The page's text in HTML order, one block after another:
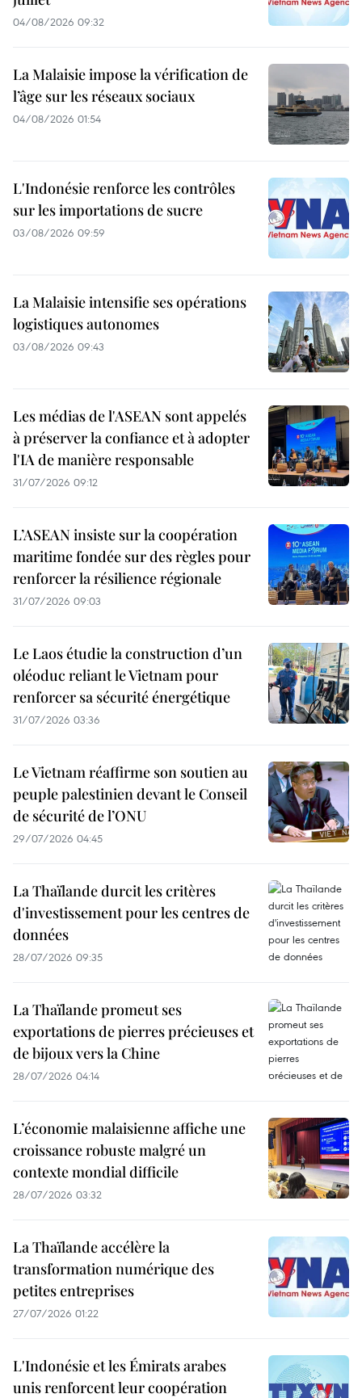
04/08/2026 09:32
La Malaisie impose la vérification de
l’âge sur les réseaux sociaux
04/08/2026 01:54
L'Indonésie renforce les contrôles
sur les importations de sucre
03/08/2026 09:59
La Malaisie intensifie ses opérations
logistiques autonomes
03/08/2026 09:43
Les médias de l'ASEAN sont appelés
à préserver la confiance et à adopter
l'IA de manière responsable
31/07/2026 09:12
L’ASEAN insiste sur la coopération
maritime fondée sur des règles pour
renforcer la résilience régionale
31/07/2026 09:03
Le Laos étudie la construction d’un
oléoduc reliant le Vietnam pour
renforcer sa sécurité énergétique
31/07/2026 03:36
Le Vietnam réaffirme son soutien au
peuple palestinien devant le Conseil
de sécurité de l’ONU
29/07/2026 04:45
La Thaïlande durcit les critères
d'investissement pour les centres de
données
28/07/2026 09:35
La Thaïlande promeut ses
exportations de pierres précieuses et
de bijoux vers la Chine
28/07/2026 04:14
L’économie malaisienne affiche une
croissance robuste malgré un
contexte mondial difficile
28/07/2026 03:32
La Thaïlande accélère la
transformation numérique des
petites entreprises
27/07/2026 01:22
L'Indonésie et les Émirats arabes
unis renforcent leur coopération